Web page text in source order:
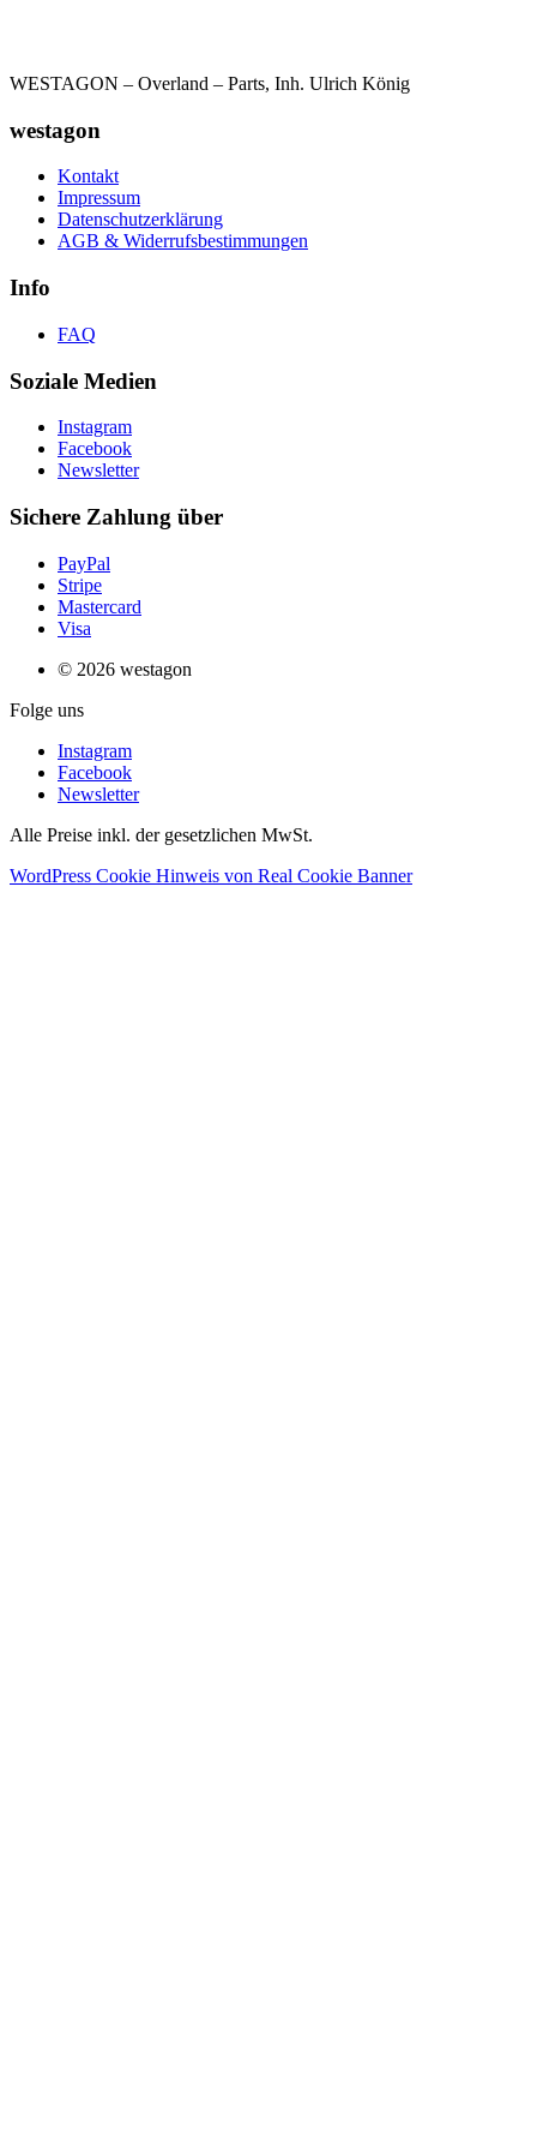
WESTAGON – Overland – Parts, Inh. Ulrich König
westagon
Kontakt
Impressum
Datenschutzerklärung
AGB & Widerrufsbestimmungen
Info
FAQ
Soziale Medien
Instagram
Facebook
Newsletter
Sichere Zahlung über
PayPal
Stripe
Mastercard
Visa
© 2026 westagon
Folge uns
Instagram
Facebook
Newsletter
Alle Preise inkl. der gesetzlichen MwSt.
WordPress Cookie Hinweis von Real Cookie Banner